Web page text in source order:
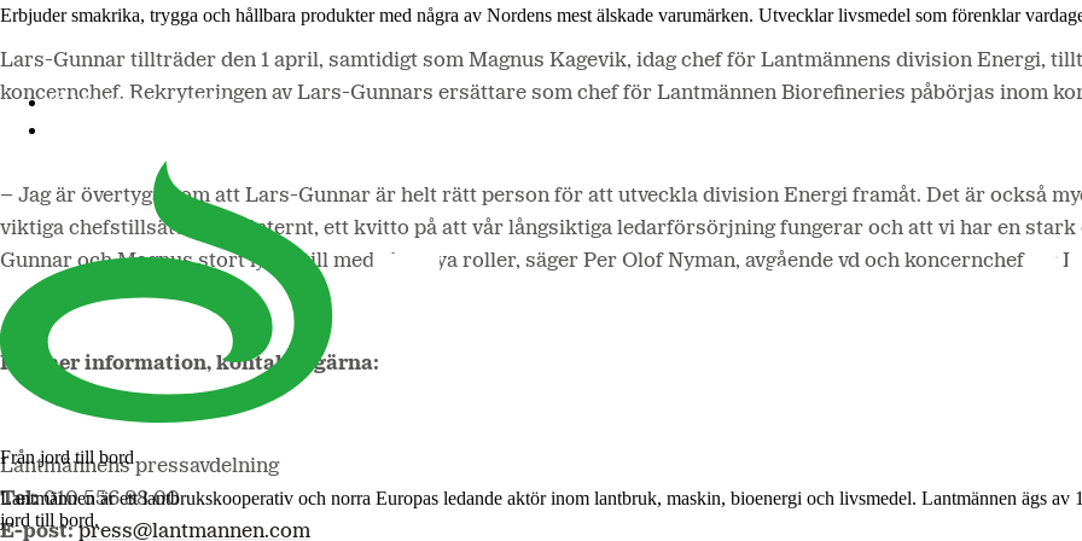
Erbjuder smakrika, trygga och hållbara produkter med några av Nordens mest älskade varumärken. Utvecklar livsmedel som förenklar
Lantmännen Cerealia
Från jord till bord
Lantmännen är ett lantbrukskooperativ och norra Europas ledande aktör inom lantbruk, maskin, bioenergi och livsmedel. Lantmännen ägs
jord till bord.
Lars-Gunnar tillträder den 1 april, samtidigt som Magnus Kagevik, idag chef för Lantmännens division Energi,
koncernchef. Rekryteringen av Lars-Gunnars ersättare som chef för Lantmännen Biorefineries påbörjas inom
– Jag är övertygad om att Lars-Gunnar är helt rätt person för att utveckla division Energi framåt. Det är också
viktiga chefstillsättningar internt, ett kvitto på att vår långsiktiga ledarförsörjning fungerar och att vi har en stark
Gunnar och Magnus stort lycka till med sina nya roller, säger Per Olof Nyman, avgående vd och koncernchef för
För mer information, kontakta gärna:
Lantmännens pressavdelning
Tel:010 556 88 00
E-post: press@lantmannen.com